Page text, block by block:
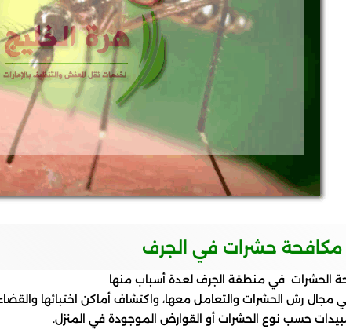
حشرات في الجرف
الحشرات في منطقة الجرف لعدة أسباب منها
رش الحشرات والتعامل معها، واكتشاف أماكن اختبائها
حسب نوع الحشرات أو القوارض الموجودة في المنزل.